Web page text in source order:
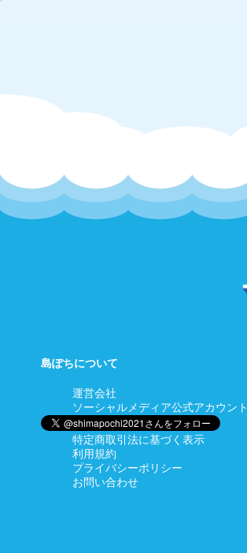
島ぽちについて
運営会社
ソーシャルメディア公式アカウント
特定商取引法に基づく表示
利用規約
プライバシーポリシー
お問い合わせ